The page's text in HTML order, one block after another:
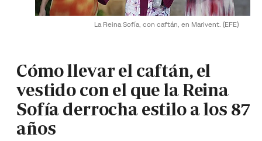
La Reina Sofía, con caftán, en Marivent. (EFE)
Cómo llevar el caftán, el
vestido con el que la Reina
Sofía derrocha estilo a los 87
años